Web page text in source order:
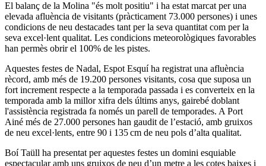
El balanç de la Molina "és molt positiu" i ha estat marcat per una
elevada afluència de visitants (pràcticament 73.000 persones) i unes
condicions de neu destacades tant per la seva quantitat com per la
seva excel·lent qualitat. Les condicions meteorològiques favorables
han permès obrir el 100% de les pistes.
Aquestes festes de Nadal, Espot Esquí ha registrat una afluència
rècord, amb més de 19.200 persones visitants, cosa que suposa un
fort increment respecte a la temporada passada i es converteix en la
temporada amb la millor xifra dels últims anys, gairebé doblant
l'assistència registrada fa només un parell de temporades. A Port
Ainé més de 27.000 persones han gaudit de l’estació, amb gruixos
de neu excel·lents, entre 90 i 135 cm de neu pols d’alta qualitat.
Boí Taüll ha presentat per aquestes festes un domini esquiable
espectacular amb uns gruixos de neu d’un metre a les cotes baixes i